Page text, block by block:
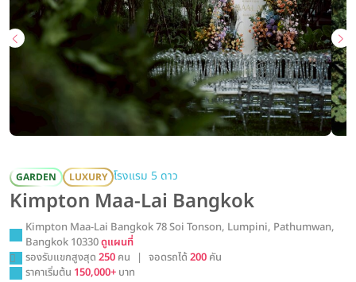
GARDEN LUXURY โรงแรม 5 ดาว
Kimpton Maa-Lai Bangkok
Kimpton Maa-Lai Bangkok 78 Soi Tonson, Lumpini, Pathumwan,
Bangkok 10330ดูแผนที่
รองรับแขกสูงสุด 250 คน | จอดรถได้200 คัน
ราคาเริ่มต้น 150,000+ บาท